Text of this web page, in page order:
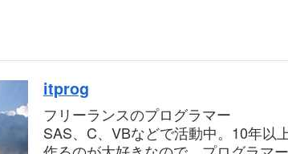
itprog
フリーランスのプログラマー
SAS、C、VBなどで活動中。10年以